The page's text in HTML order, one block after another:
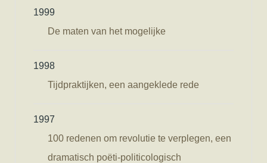
1999
De maten van het mogelijke
1998
Tijdpraktijken, een aangeklede rede
1997
100 redenen om revolutie te verplegen, een
dramatisch poëti-politicologisch